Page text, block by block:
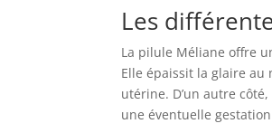
Les
La pilule Méliane offre
Elle épaissit la glaire au
utérine. D’un autre
une éventuelle